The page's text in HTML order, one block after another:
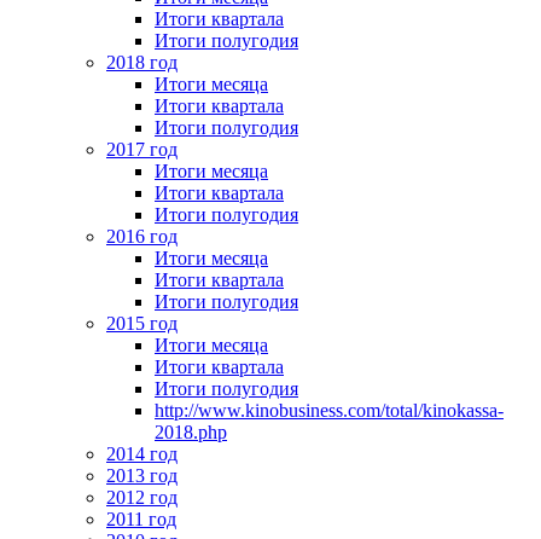
Итоги квартала
Итоги полугодия
2018 год
Итоги месяца
Итоги квартала
Итоги полугодия
2017 год
Итоги месяца
Итоги квартала
Итоги полугодия
2016 год
Итоги месяца
Итоги квартала
Итоги полугодия
2015 год
Итоги месяца
Итоги квартала
Итоги полугодия
http://www.kinobusiness.com/total/kinokassa-
2018.php
2014 год
2013 год
2012 год
2011 год